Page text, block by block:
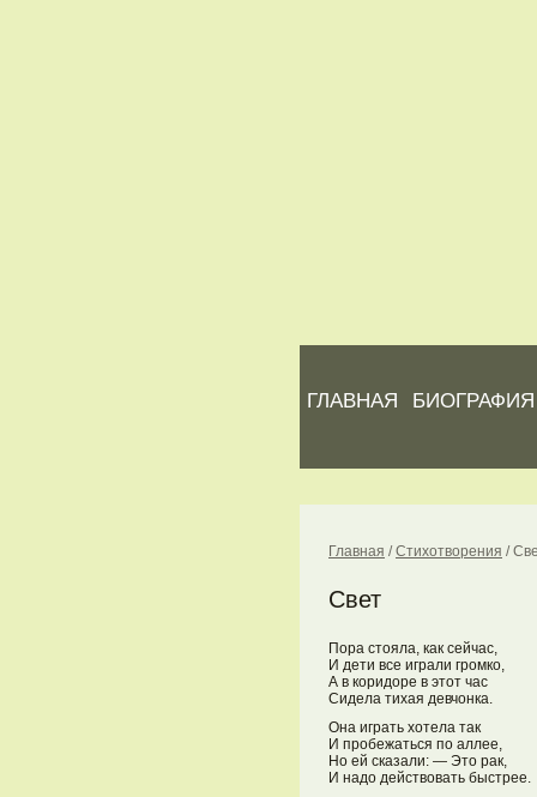
ГЛАВНАЯ БИОГРАФИЯ
Главная /Стихотворения /
Свет
Пора стояла, как сейчас,
И дети все играли громко,
А в коридоре в этот час
Сидела тихая девчонка.
Она играть хотела так
И пробежаться по аллее,
Но ей сказали: — Это рак,
И надо действовать быстрее.